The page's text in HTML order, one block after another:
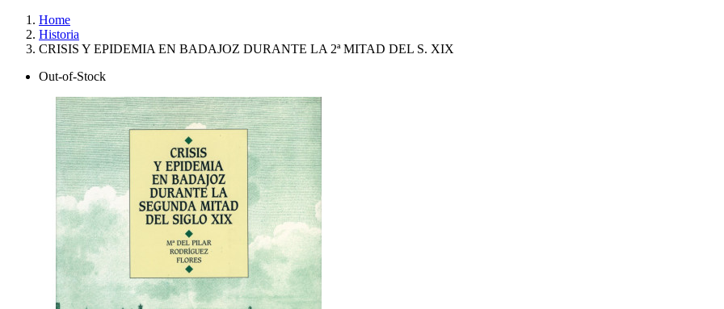
Home
Historia
CRISIS Y EPIDEMIA EN BADAJOZ DURANTE LA 2ª MITAD DEL S. XIX
Out-of-Stock